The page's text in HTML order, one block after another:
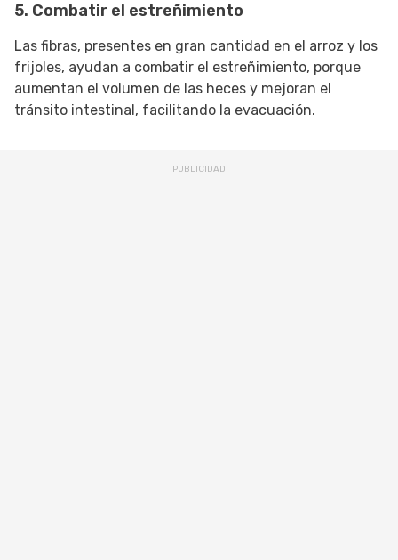
5. Combatir el estreñimiento
Las fibras, presentes en gran cantidad en el arroz y los
frijoles, ayudan a combatir el estreñimiento, porque
aumentan el volumen de las heces y mejoran el
tránsito intestinal, facilitando la evacuación.